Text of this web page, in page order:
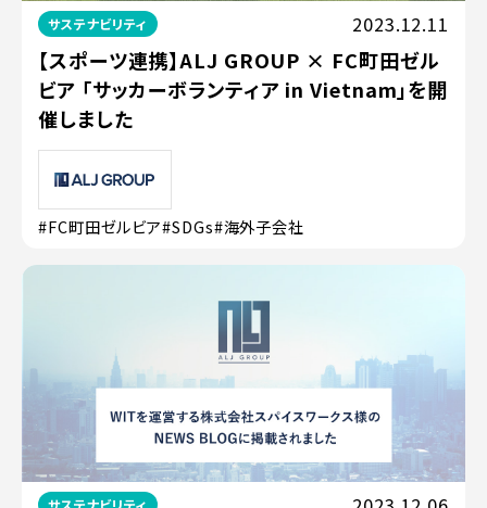
サステナビリティ 2023.12.11
【スポーツ連携】ALJ GROUP × FC町田ゼル
ビア 「サッカーボランティア in Vietnam」を開
催しました
#FC町田ゼルビア#SDGs#海外子会社
サステナビリティ